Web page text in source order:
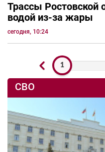
Трассы Ростовской
водой из-за жары
сегодня, 10:24
1
СВО